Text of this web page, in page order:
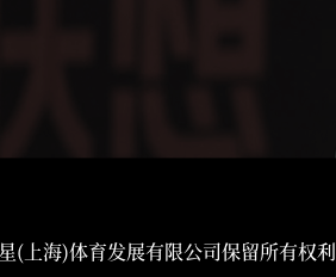
(上海)体育发展有限公司保留所有权利